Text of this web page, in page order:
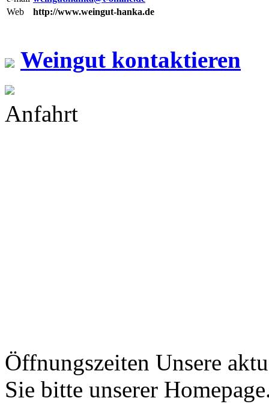
Web
http://www.weingut-hanka.de
Weingut kontaktieren
Anfahrt
Öffnungszeiten Unsere
Sie bitte unserer